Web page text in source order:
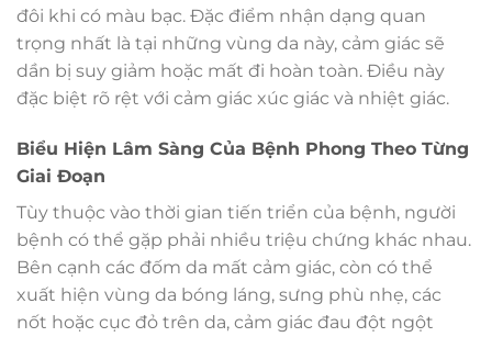
đôi khi có màu bạc. Đặc điểm nhận dạng quan
trọng nhất là tại những vùng da này, cảm giác sẽ
dần bị suy giảm hoặc mất đi hoàn toàn. Điều này
đặc biệt rõ rệt với cảm giác xúc giác và nhiệt giác.
Biểu Hiện Lâm Sàng Của Bệnh Phong Theo Từng
Giai Đoạn
Tùy thuộc vào thời gian tiến triển của bệnh, người
bệnh có thể gặp phải nhiều triệu chứng khác nhau.
Bên cạnh các đốm da mất cảm giác, còn có thể
xuất hiện vùng da bóng láng, sưng phù nhẹ, các
nốt hoặc cục đỏ trên da, cảm giác đau đột ngột